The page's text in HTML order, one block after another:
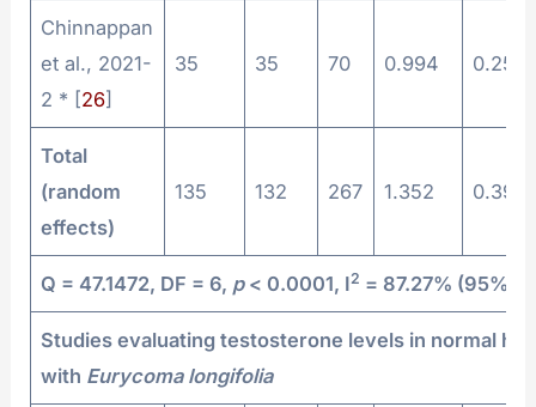
Chinnappan
et al., 2021-
2 * [26]
35 35 70 0.994 0.251
Total
(random
effects)
135 132 267 1.352 0.399
Q = 47.1472, DF = 6, p< 0.0001, I2 = 87.27% (95%
Studies evaluating testosterone levels in normal
with Eurycoma longifolia